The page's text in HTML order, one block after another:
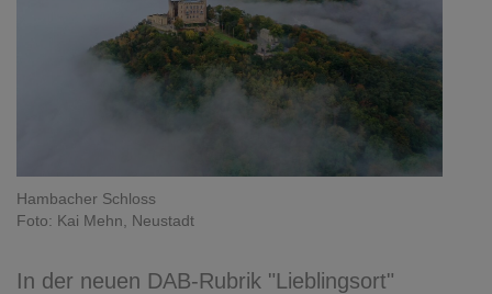
Hambacher Schloss
Foto: Kai Mehn, Neustadt
In der neuen DAB-Rubrik "Lieblingsort"